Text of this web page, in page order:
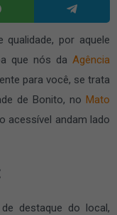
por aquele
que nós da Agência
para você, se trata
de Bonito, no Mato
acessível andam lado
destaque do local,